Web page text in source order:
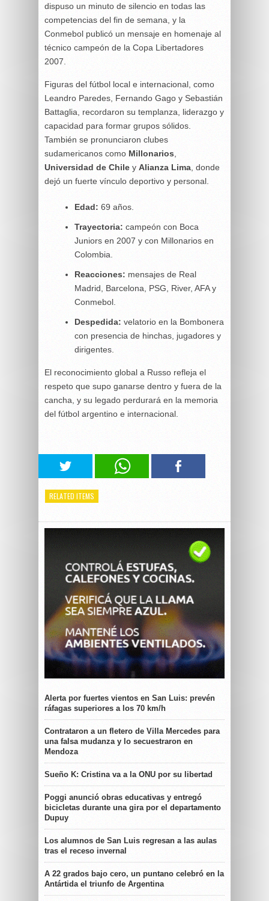
dispuso un minuto de silencio en todas las
competencias del fin de semana, y la
Conmebol publicó un mensaje en homenaje al
técnico campeón de la Copa Libertadores
2007.
Figuras del fútbol local e internacional, como
Leandro Paredes, Fernando Gago y Sebastián
Battaglia, recordaron su templanza, liderazgo y
capacidad para formar grupos sólidos.
También se pronunciaron clubes
sudamericanos como Millonarios
Universidad de Chile y Alianza Lima , donde
dejó un fuerte vínculo deportivo y personal.
Edad: 69 años.
Trayectoria: campeón con Boca
Juniors en 2007 y con Millonarios en
Colombia.
Reacciones: mensajes de Real
Madrid, Barcelona, PSG, River, AFA y
Conmebol.
Despedida: velatorio en la Bombonera
con presencia de hinchas, jugadores y
dirigentes.
El reconocimiento global a Russo refleja el
respeto que supo ganarse dentro y fuera de la
cancha, y su legado perdurará en la memoria
del fútbol argentino e internacional.
RELATED ITEMS
Alerta por fuertes vientos en San Luis: prevén
ráfagas superiores a los 70 km/h
Contrataron a un fletero de Villa Mercedes para
una falsa mudanza y lo secuestraron en
Mendoza
Sueño K: Cristina va a la ONU por su libertad
Poggi anunció obras educativas y entregó
bicicletas durante una gira por el departamento
Dupuy
Los alumnos de San Luis regresan a las aulas
tras el receso invernal
A 22 grados bajo cero, un puntano celebró en la
Antártida el triunfo de Argentina